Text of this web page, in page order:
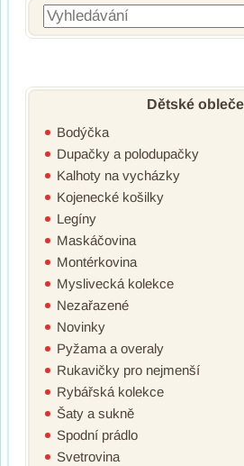
Vyhledávání
Dětské
Bodýčka
Dupačky a polodupačky
Kalhoty na vycházky
Kojenecké košilky
Legíny
Maskáčovina
Montérkovina
Myslivecká kolekce
Nezařazené
Novinky
Pyžama a overaly
Rukavičky pro nejmenší
Rybářská kolekce
Šaty a sukně
Spodní prádlo
Svetrovina